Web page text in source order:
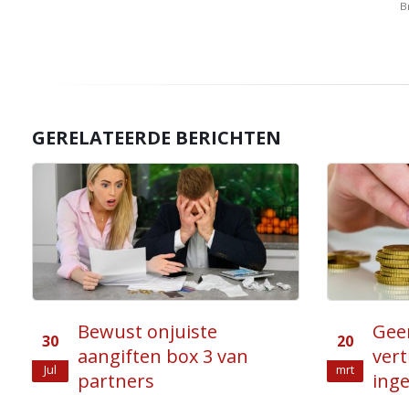
GERELATEERDE BERICHTEN
20
mrt
Geen opgewekt
vertrouwen door vooraf
ingevulde aangifte
07
apr